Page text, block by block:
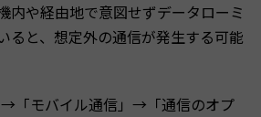
内や経由地で意図せずデータローミ
ると、想定外の通信が発生する可能
「モバイル通信」→「通信のオプ